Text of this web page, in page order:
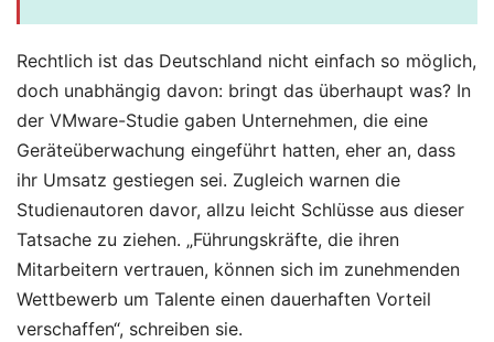
Rechtlich ist das Deutschland nicht einfach so möglich,
doch unabhängig davon: bringt das überhaupt was? In
der VMware-Studie gaben Unternehmen, die eine
Geräteüberwachung eingeführt hatten, eher an, dass
ihr Umsatz gestiegen sei. Zugleich warnen die
Studienautoren davor, allzu leicht Schlüsse aus dieser
Tatsache zu ziehen. „Führungskräfte, die ihren
Mitarbeitern vertrauen, können sich im zunehmenden
Wettbewerb um Talente einen dauerhaften Vorteil
verschaffen“, schreiben sie.